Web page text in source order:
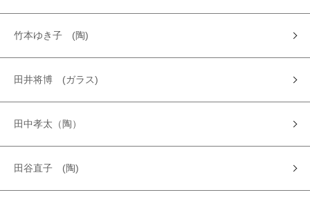
竹本ゆき子 (陶)
田井将博 (ガラス)
田中孝太（陶）
田谷直子 (陶)